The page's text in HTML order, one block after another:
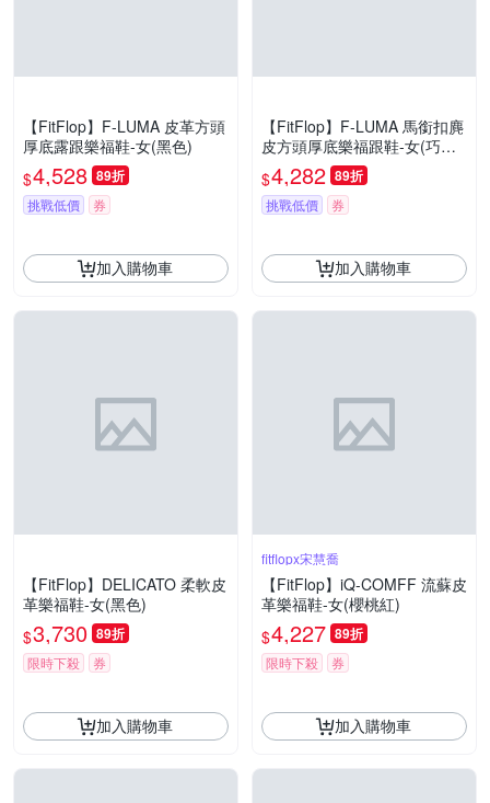
【FitFlop】F-LUMA 皮革方頭
厚底露跟樂福鞋-女(黑色)
$4,528 89折
挑戰低價 券
加入購物車
【FitFlop】F-LUMA 馬銜扣麂
皮方頭厚底樂福跟鞋-女(巧克
力棕)
$4,282 89折
挑戰低價 券
加入購物車
【FitFlop】DELICATO 柔軟皮
革樂福鞋-女(黑色)
$3,730 89折
限時下殺 券
加入購物車
fitflopx宋慧喬
【FitFlop】iQ-COMFF 流蘇皮
革樂福鞋-女(櫻桃紅)
$4,227 89折
限時下殺 券
加入購物車